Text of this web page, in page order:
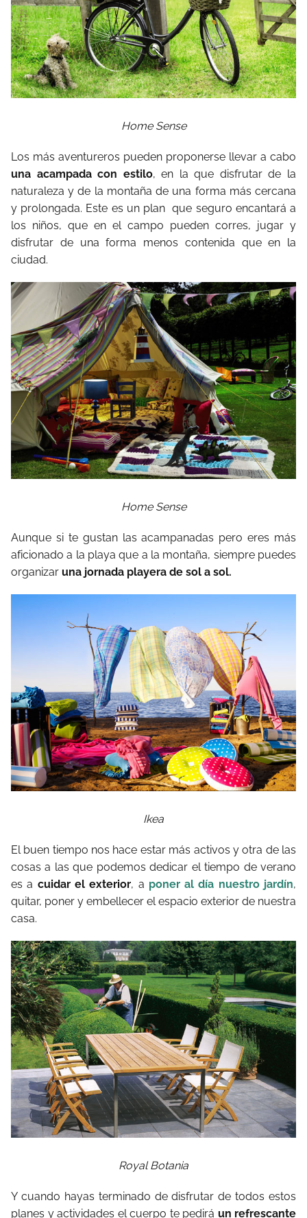
Home Sense
Los más aventureros pueden proponerse llevar a cabo
una acampada con estilo, en la que disfrutar de la
naturaleza y de la montaña de una forma más cercana
y prolongada. Este es un plan que seguro encantará a
los niños, que en el campo pueden corres, jugar y
disfrutar de una forma menos contenida que en la
ciudad.
Home Sense
Aunque si te gustan las acampanadas pero eres más
aficionado a la playa que a la montaña, siempre puedes
organizar una jornada playera de sol a sol.
Ikea
El buen tiempo nos hace estar más activos y otra de las
cosas a las que podemos dedicar el tiempo de verano
es a cuidar el exterior, a poner al día nuestro jardín,
quitar, poner y embellecer el espacio exterior de nuestra
casa.
Royal Botania
Y cuando hayas terminado de disfrutar de todos estos
planes y actividades el cuerpo te pedirá un refrescante